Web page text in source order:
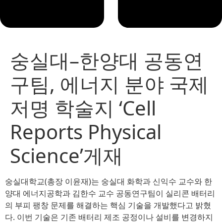
숭실대–한양대 공동연
구팀, 에너지 분야 국제
저명 학술지 ‘Cell
Reports Physical
Science’게재
숭실대학교(총장 이윤재)는 숭실대 화학과 신익수 교수와 한
양대 에너지공학과 김한수 교수 공동연구팀이 실리콘 배터리
의 부피 팽창 문제를 해결하는 핵심 기술을 개발했다고 밝혔
다. 이번 기술은 기존 배터리 제조 공정이나 설비를 변경하지